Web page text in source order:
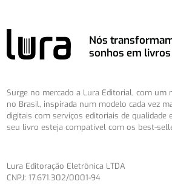
Nós
sonhos em livros
Surge no mercado a Lura Editorial, com um
no Brasil, inspirada num modelo cada vez
digitais com serviços editoriais de qualidade
seu livro esteja compatível com os best-
Lura Editoração Eletrônica LTDA
CNPJ: 17.671.302/0001-94